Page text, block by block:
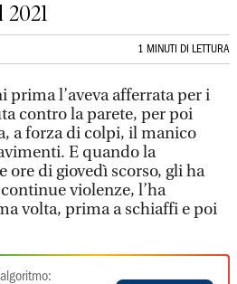
1 MINUTI DI LETTURA
prima l’aveva afferrata per i
contro la parete, per poi
a forza di colpi, il manico
E quando la
ore di giovedì scorso, gli ha
violenze, l’ha
volta, prima a schiaffi e poi